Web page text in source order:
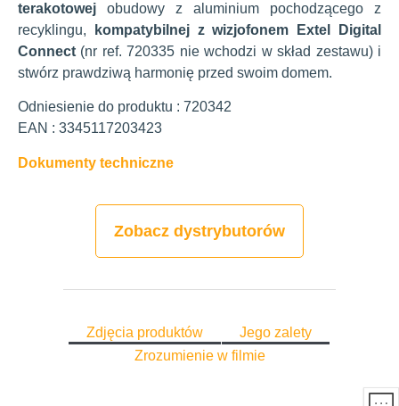
terakotowej obudowy z aluminium pochodzącego z
recyklingu, kompatybilnej z wizjofonem Extel Digital
Connect (nr ref. 720335 nie wchodzi w skład zestawu) i
stwórz prawdziwą harmonię przed swoim domem.
Odniesienie do produktu : 720342
EAN : 3345117203423
Dokumenty techniczne
Zobacz dystrybutorów
Zdjęcia produktów
Jego zalety
Zrozumienie w filmie